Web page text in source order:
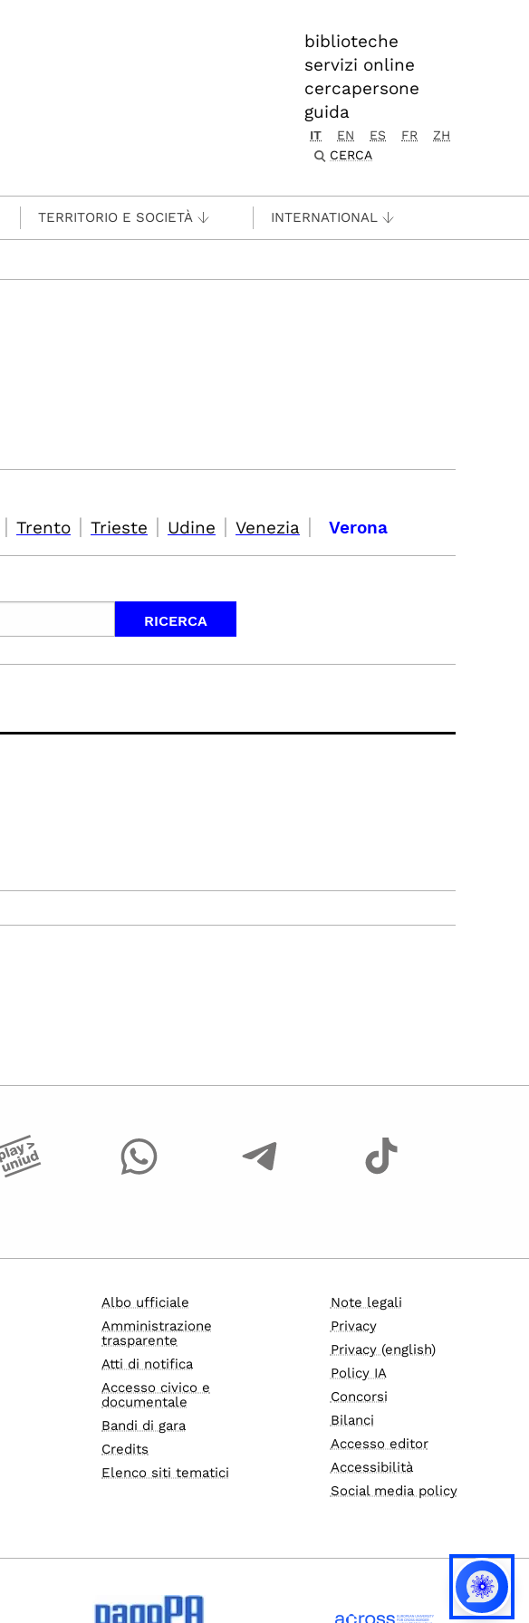
biblioteche
servizi online
cercapersone
guida
IT EN ES FR
ZH
CERCA
TERRITORIO E SOCIETÀ INTERNATIONAL
| Trento | Trieste | Udine | Venezia | Verona
Albo ufficiale
Amministrazione
trasparente
Atti di notifica
Accesso civico e
documentale
Bandi di gara
Credits
Elenco siti tematici
Note legali
Privacy
Privacy (english)
Policy IA
Concorsi
Bilanci
Accesso editor
Accessibilità
Social media policy